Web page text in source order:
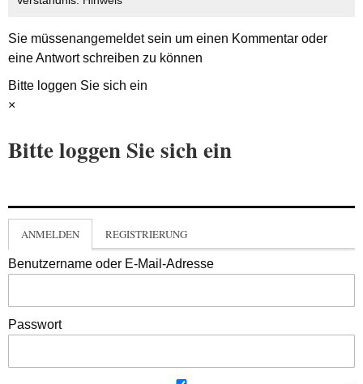
Sie müssenangemeldetsein um einen Kommentar oder
eine Antwort schreiben zu können
Bitte loggen Sie sich ein
×
Bitte loggen Sie sich ein
ANMELDEN REGISTRIERUNG
Benutzername oder E-Mail-Adresse
Passwort